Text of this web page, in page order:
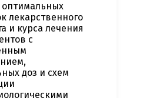
оптимальных
лекарственного
и курса лечения
с
доз и схем